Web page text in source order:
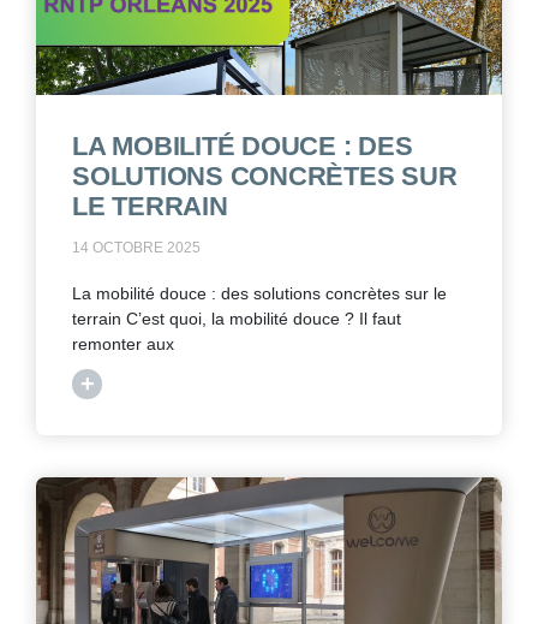
LA MOBILITÉ DOUCE : DES
SOLUTIONS CONCRÈTES SUR
LE TERRAIN
14 OCTOBRE 2025
La mobilité douce : des solutions concrètes sur le
terrain C’est quoi, la mobilité douce ? Il faut
remonter aux
+